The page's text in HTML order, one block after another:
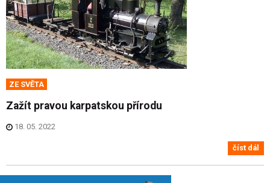
ZE SVĚTA
Zažít pravou karpatskou přírodu
18. 05. 2022
číst dál